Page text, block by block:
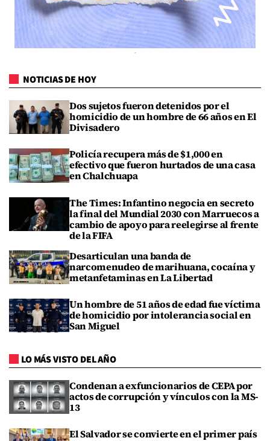
NOTICIAS DE HOY
Dos sujetos fueron detenidos por el
homicidio de un hombre de 66 años en El
Divisadero
Policía recupera más de $1,000 en
efectivo que fueron hurtados de una casa
en Chalchuapa
The Times: Infantino negocia en secreto
la final del Mundial 2030 con Marruecos a
cambio de apoyo para reelegirse al frente
de la FIFA
Desarticulan una banda de
narcomenudeo de marihuana, cocaína y
metanfetaminas en La Libertad
Un hombre de 51 años de edad fue víctima
de homicidio por intolerancia social en
San Miguel
LO MÁS VISTO DEL AÑO
Condenan a exfuncionarios de CEPA por
actos de corrupción y vínculos con la MS-
13
El Salvador se convierte en el primer país